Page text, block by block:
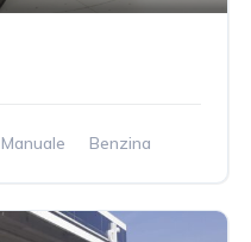
Manuale Benzina